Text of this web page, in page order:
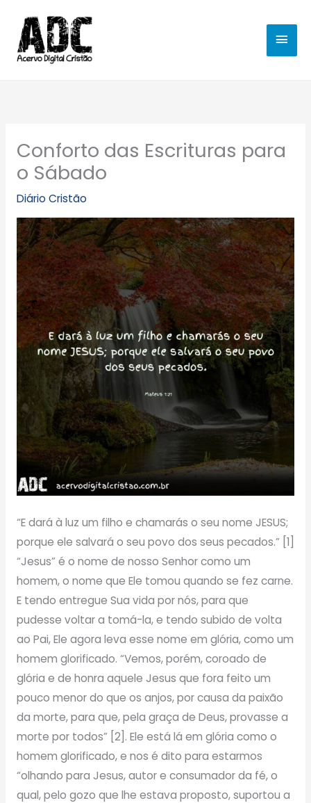
para
conteúdo
Conforto das Escrituras para
o Sábado
Diário Cristão
“E dará à luz um filho e chamarás o seu nome JESUS;
porque ele salvará o seu povo dos seus pecados.” [1]
“Jesus” é o nome de nosso Senhor como um
homem, o nome que Ele tomou quando se fez carne.
E tendo entregue Sua vida por nós, para que
pudesse voltar a tomá-la, e tendo subido de volta
ao Pai, Ele agora leva esse nome em glória, como um
homem glorificado. “Vemos, porém, coroado de
glória e de honra aquele Jesus que fora feito um
pouco menor do que os anjos, por causa da paixão
da morte, para que, pela graça de Deus, provasse a
morte por todos” [2]. Ele está lá em glória como o
homem glorificado, e nos é dito para estarmos
“olhando para Jesus, autor e consumador da fé, o
qual, pelo gozo que lhe estava proposto, suportou a